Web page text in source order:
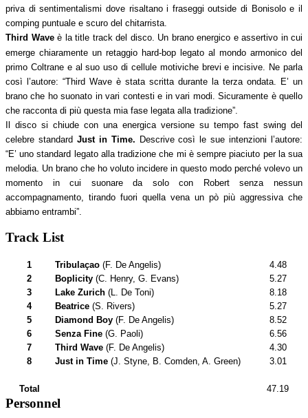
priva di sentimentalismi dove risaltano i fraseggi outside di Bonisolo e il
comping puntuale e scuro del chitarrista.
Third Wave è la title track del disco. Un brano energico e assertivo in cui
emerge chiaramente un retaggio hard-bop legato al mondo armonico del
primo Coltrane e al suo uso di cellule motiviche brevi e incisive. Ne parla
così l’autore: “Third Wave è stata scritta durante la terza ondata. E’ un
brano che ho suonato in vari contesti e in vari modi. Sicuramente è quello
che racconta di più questa mia fase legata alla tradizione”.
Il disco si chiude con una energica versione su tempo fast swing del
celebre standard Just in Time. Descrive così le sue intenzioni l’autore:
“E’ uno standard legato alla tradizione che mi è sempre piaciuto per la sua
melodia. Un brano che ho voluto incidere in questo modo perché volevo un
momento in cui suonare da solo con Robert senza nessun
accompagnamento, tirando fuori quella vena un pò più aggressiva che
abbiamo entrambi”.
Track List
1 Tribulaçao(F. De Angelis)
4.48
2
Boplicity(C. Henry, G. Evans)
5.27
3
Lake Zurich(L. De Toni)
8.18
4
Beatrice (S. Rivers)
5.27
5
Diamond Boy(F. De Angelis)
8.52
6
Senza Fine (G. Paoli)
6.56
7
Third Wave (F. De Angelis)
4.30
8
Just in Time (J. Styne, B. Comden, A. Green) 3.01
Total 47.19
Personnel